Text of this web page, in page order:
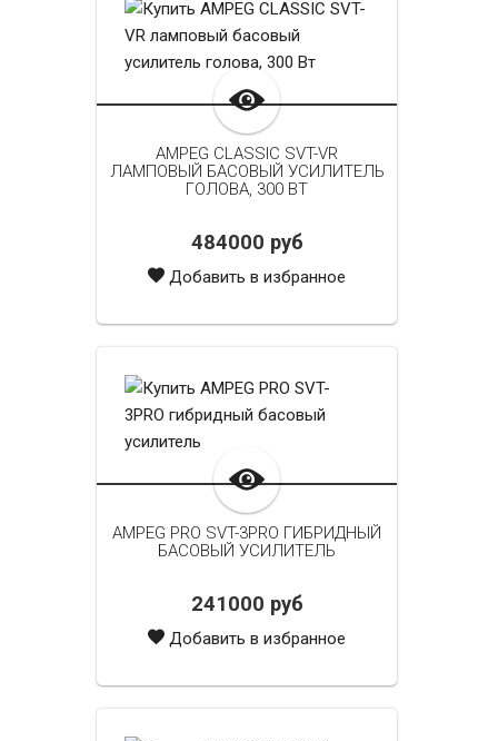
AMPEG CLASSIC SVT-VR
ЛАМПОВЫЙ БАСОВЫЙ УСИЛИТЕЛЬ
ГОЛОВА, 300 ВТ
484000 руб
Добавить в избранное
AMPEG PRO SVT-3PRO ГИБРИДНЫЙ
БАСОВЫЙ УСИЛИТЕЛЬ
241000 руб
Добавить в избранное